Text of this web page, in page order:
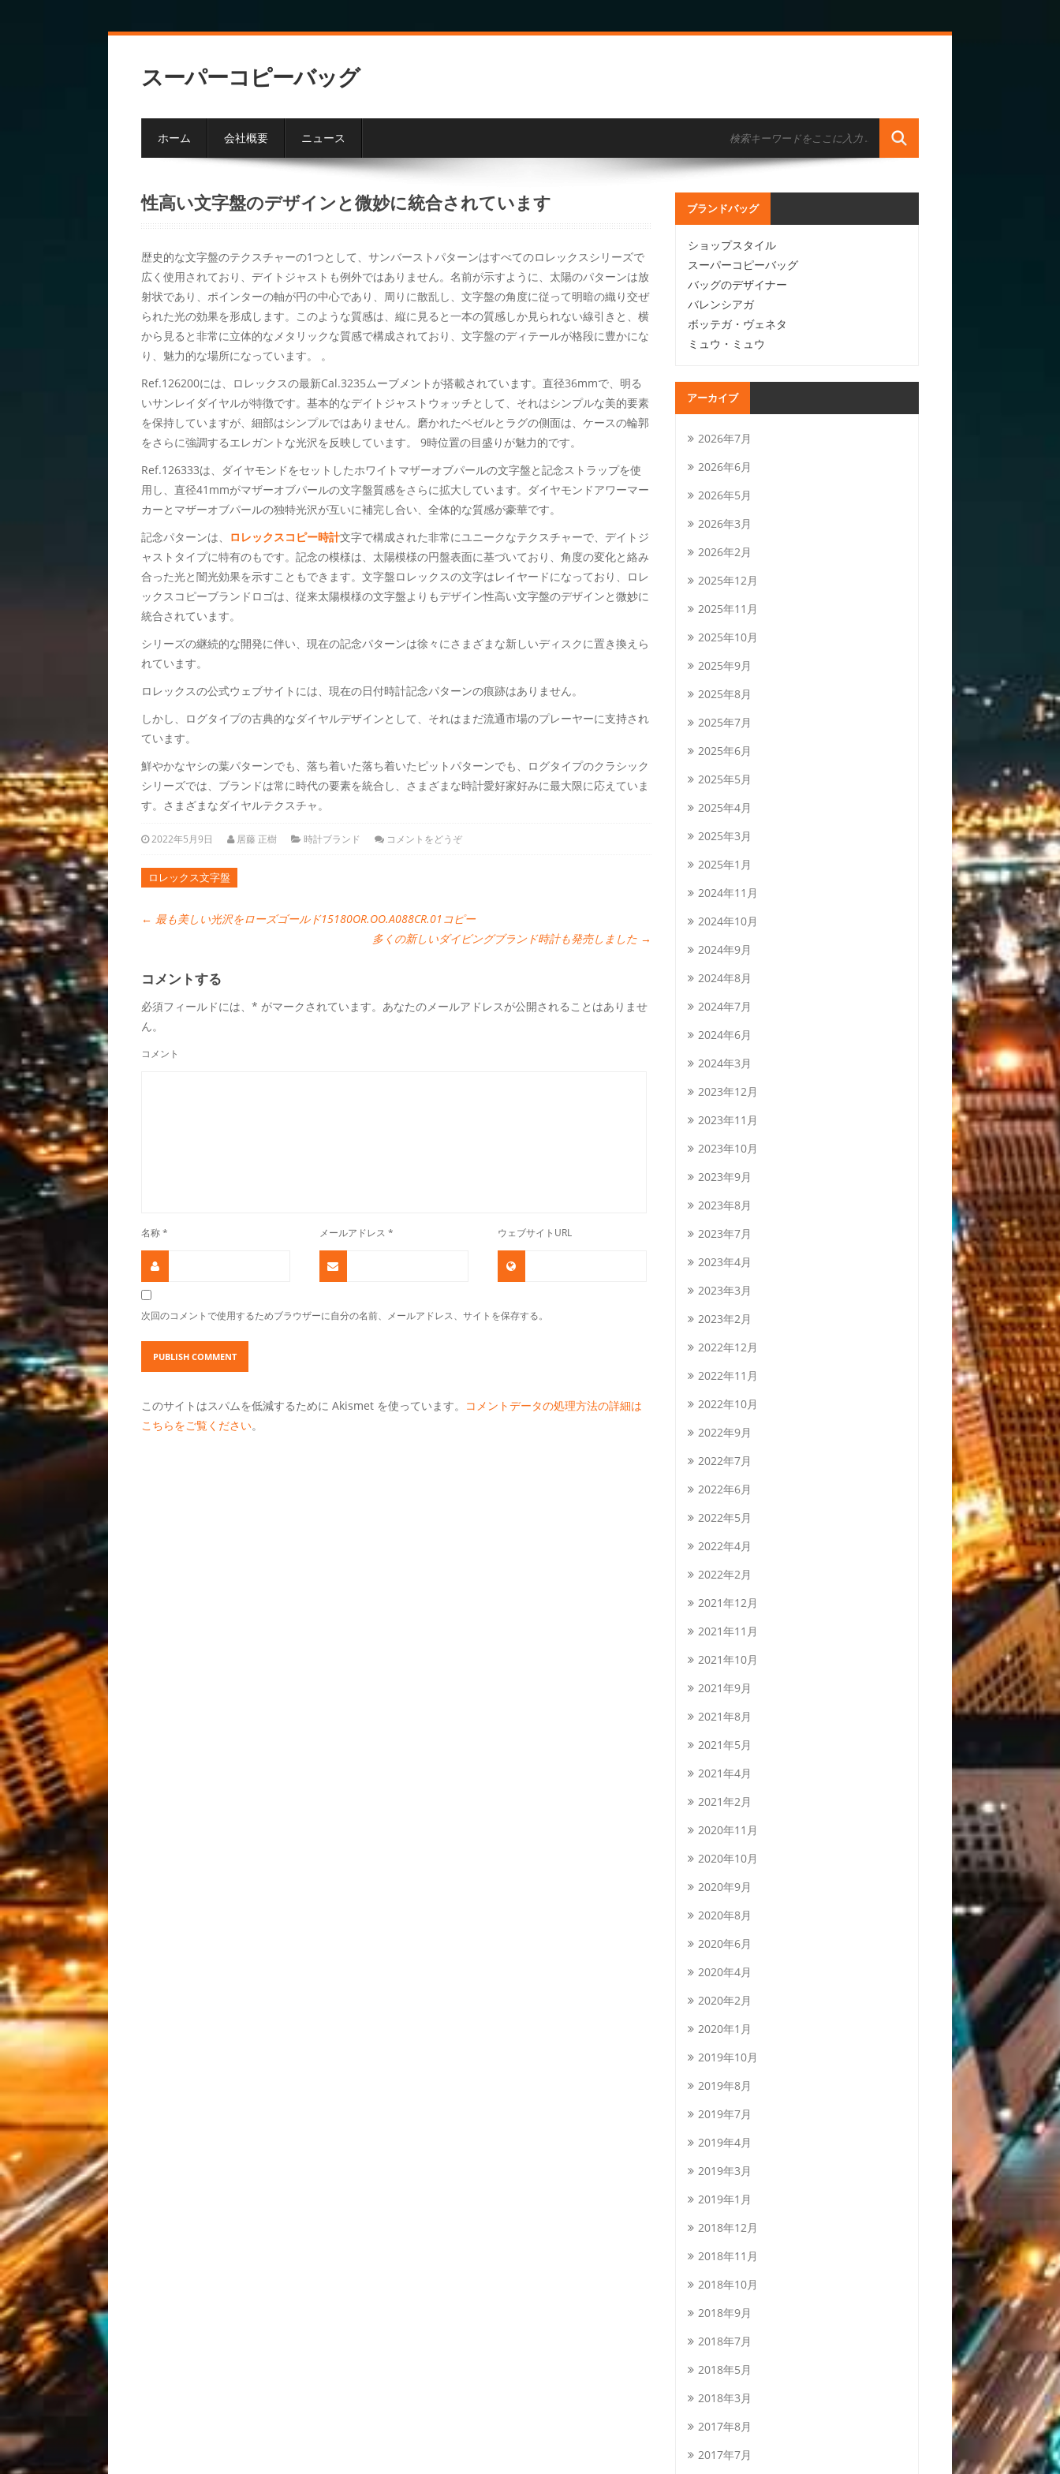
スーパーコピーバッグ
ホーム 会社概要 ニュース
性高い文字盤のデザインと微妙に統合されています
歴史的な文字盤のテクスチャーの1つとして、サンバーストパターンはすべてのロレックスシリーズで
広く使用されており、デイトジャストも例外ではありません。名前が示すように、太陽のパターンは放
射状であり、ポインターの軸が円の中心であり、周りに散乱し、文字盤の角度に従って明暗の織り交ぜ
られた光の効果を形成します。このような質感は、縦に見ると一本の質感しか見られない線引きと、横
から見ると非常に立体的なメタリックな質感で構成されており、文字盤のディテールが格段に豊かにな
り、魅力的な場所になっています。 。
Ref.126200には、ロレックスの最新Cal.3235ムーブメントが搭載されています。直径36mmで、明る
いサンレイダイヤルが特徴です。基本的なデイトジャストウォッチとして、それはシンプルな美的要素
を保持していますが、細部はシンプルではありません。磨かれたベゼルとラグの側面は、ケースの輪郭
をさらに強調するエレガントな光沢を反映しています。 9時位置の目盛りが魅力的です。
Ref.126333は、ダイヤモンドをセットしたホワイトマザーオブパールの文字盤と記念ストラップを使
用し、直径41mmがマザーオブパールの文字盤質感をさらに拡大しています。ダイヤモンドアワーマー
カーとマザーオブパールの独特光沢が互いに補完し合い、全体的な質感が豪華です。
記念パターンは、
ロレックスコピー時計文字で構成された非常にユニークなテクスチャーで、デイトジ
ャストタイプに特有のもです。記念の模様は、太陽模様の円盤表面に基づいており、角度の変化と絡み
合った光と闇光効果を示すこともできます。文字盤ロレックスの文字はレイヤードになっており、ロレ
ックスコピーブランドロゴは、従来太陽模様の文字盤よりもデザイン性高い文字盤のデザインと微妙に
統合されています。
シリーズの継続的な開発に伴い、現在の記念パターンは徐々にさまざまな新しいディスクに置き換えら
れています。
ロレックスの公式ウェブサイトには、現在の日付時計記念パターンの痕跡はありません。
しかし、ログタイプの古典的なダイヤルデザインとして、それはまだ流通市場のプレーヤーに支持され
ています。
鮮やかなヤシの葉パターンでも、落ち着いた落ち着いたピットパターンでも、ログタイプのクラシック
シリーズでは、ブランドは常に時代の要素を統合し、さまざまな時計愛好家好みに最大限に応えていま
す。さまざまなダイヤルテクスチャ。
2022年5月9日 居藤 正樹 時計ブランド コメントをどうぞ
ロレックス文字盤
← 最も美しい光沢をローズゴールド15180OR.OO.A088CR.01コピー
多くの新しいダイビングブランド時計も発売しました →
コメントする
必須フィールドには、* がマークされています。あなたのメールアドレスが公開されることはありませ
ん。
コメント
名称* メールアドレス * ウェブサイトURL
次回のコメントで使用するためブラウザーに自分の名前、メールアドレス、サイトを保存する。
このサイトはスパムを低減するために Akismet を使っています。 コメントデータの処理方法の詳細は
こちらをご覧ください。
ブランドバッグ
ショップスタイル
スーパーコピーバッグ
バッグのデザイナー
バレンシアガ
ボッテガ・ヴェネタ
ミュウ・ミュウ
アーカイブ
2026年7月
2026年6月
2026年5月
2026年3月
2026年2月
2025年12月
2025年11月
2025年10月
2025年9月
2025年8月
2025年7月
2025年6月
2025年5月
2025年4月
2025年3月
2025年1月
2024年11月
2024年10月
2024年9月
2024年8月
2024年7月
2024年6月
2024年3月
2023年12月
2023年11月
2023年10月
2023年9月
2023年8月
2023年7月
2023年4月
2023年3月
2023年2月
2022年12月
2022年11月
2022年10月
2022年9月
2022年7月
2022年6月
2022年5月
2022年4月
2022年2月
2021年12月
2021年11月
2021年10月
2021年9月
2021年8月
2021年5月
2021年4月
2021年2月
2020年11月
2020年10月
2020年9月
2020年8月
2020年6月
2020年4月
2020年2月
2020年1月
2019年10月
2019年8月
2019年7月
2019年4月
2019年3月
2019年1月
2018年12月
2018年11月
2018年10月
2018年9月
2018年7月
2018年5月
2018年3月
2017年8月
2017年7月